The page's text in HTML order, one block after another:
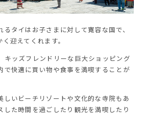
タイはお子さまに対して寛容な国で、
迎えてくれます。
キッズフレンドリーな巨大ショッピング
で快適に買い物や食事を満喫することが
しいビーチリゾートや文化的な寺院もあ
した時間を過ごしたり観光を満喫したり